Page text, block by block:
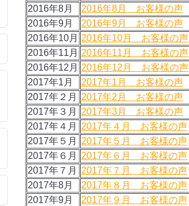
2016年8月
2016年8月 お客様の声
2016年9月
2016年9月 お客様の声
2016年10月 2016年10月 お客様の声
2016年11月 2016年11月 お客様の声
2016年12月 2016年12月 お客様の声
2017年1月
2017年1月 お客様の声
2017年２月
2017年2月 お客様の声
2017年３月
2017年3月 お客様の声
2017年４月
2017年４月 お客様の声
2017年５月
2017年５月 お客様の声
2017年６月
2017年６月 お客様の声
2017年７月
2017年７月 お客様の声
2017年8月
2017年８月 お客様の声
2017年9月
2017年９月 お客様の声